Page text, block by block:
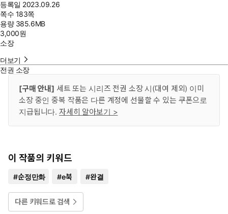
등록일 2023.09.26
쪽수 183쪽
용량 385.6MB
3,000원
소장
더보기
전권 소장
[구매 안내] 세트 또는 시리즈 전권 소장 시(대여 제외) 이미
소장 중인 중복 작품은 다른 계정에 선물할 수 있는 쿠폰으로
지급됩니다. 자세히 알아보기 >
이 작품의 키워드
#순정만화 #e북 #완결
다른 키워드로 검색